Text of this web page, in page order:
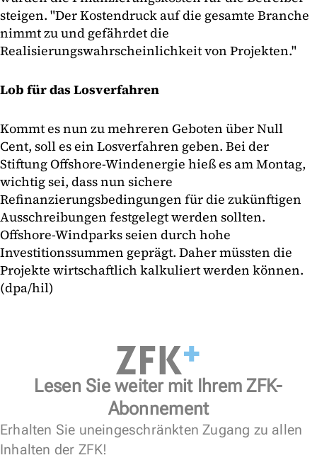
steigen. "Der Kostendruck auf die gesamte Branche
nimmt zu und gefährdet die
Realisierungswahrscheinlichkeit von Projekten."
Lob für das Losverfahren
Kommt es nun zu mehreren Geboten über Null
Cent, soll es ein Losverfahren geben. Bei der
Stiftung Offshore-Windenergie hieß es am Montag,
wichtig sei, dass nun sichere
Refinanzierungsbedingungen für die zukünftigen
Ausschreibungen festgelegt werden sollten.
Offshore-Windparks seien durch hohe
Investitionssummen geprägt. Daher müssten die
Projekte wirtschaftlich kalkuliert werden können.
(dpa/hil)
Lesen Sie weiter mit Ihrem ZFK-
Abonnement
Erhalten Sie uneingeschränkten Zugang zu allen
Inhalten der ZFK!